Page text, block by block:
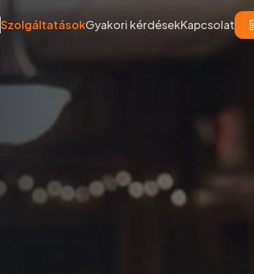
SzolgáltatásokGyakori kérdésekKapcsolat